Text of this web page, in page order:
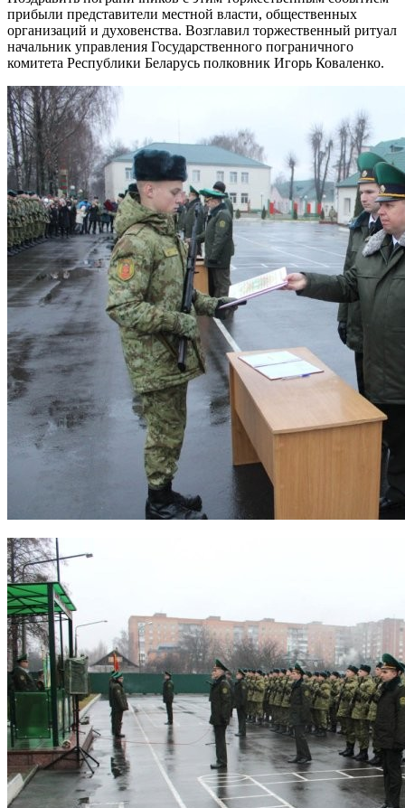
прибыли представители местной власти, общественных
организаций и духовенства. Возглавил торжественный ритуал
начальник управления Государственного пограничного
комитета Республики Беларусь полковник Игорь Коваленко.